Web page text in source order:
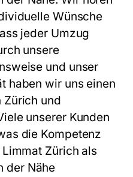
Wünsche
jeder Umzug
unsere
und unser
haben wir uns einen
Zürich und
unserer Kunden
die Kompetenz
Zürich als
der Nähe